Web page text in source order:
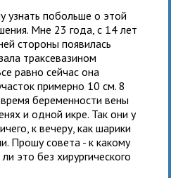
узнать побольше о этой
Мне 23 года, с 14 лет
стороны появилась
траксевазином
равно сейчас она
примерно 10 см. 8
беременности вены
и одной икре. Так они у
к вечеру, как шарики
Прошу совета - к какому
это без хирургического